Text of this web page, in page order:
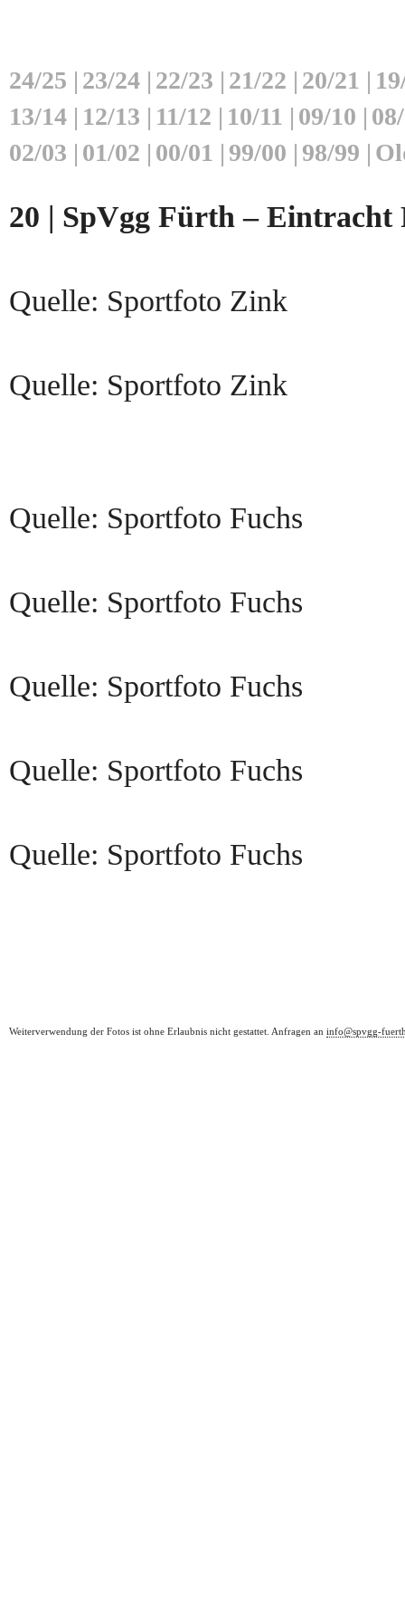
24/25 | 23/24 | 22/23 | 21/22 | 20/21 |
13/14 | 12/13 | 11/12 | 10/11 | 09/10 |
02/03 | 01/02 | 00/01 | 99/00 | 98/99 |
20 | SpVgg Fürth – Eintracht
Quelle: Sportfoto Zink
Quelle: Sportfoto Zink
Quelle: Sportfoto Fuchs
Quelle: Sportfoto Fuchs
Quelle: Sportfoto Fuchs
Quelle: Sportfoto Fuchs
Quelle: Sportfoto Fuchs
Weiterverwendung der Fotos ist ohne Erlaubnis nicht gestattet. Anfragen an info@spvgg-